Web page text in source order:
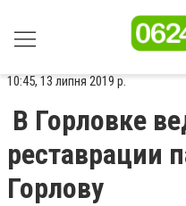
10:45, 13 липня 2019 р.
В Горловке
реставрации
Горлову